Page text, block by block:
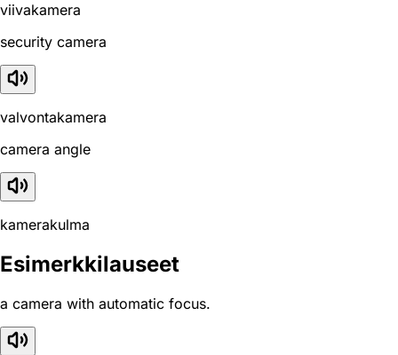
viivakamera
security camera
valvontakamera
camera angle
kamerakulma
Esimerkkilauseet
a camera with automatic focus.